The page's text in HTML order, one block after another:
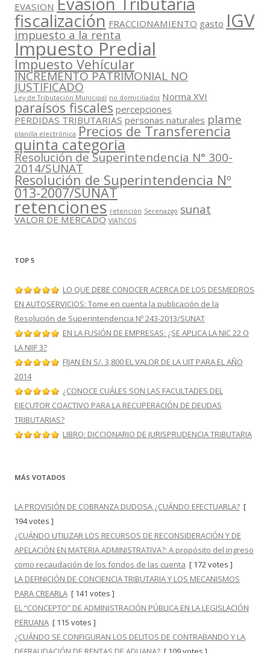
EVASION
fiscalización FRACCIONAMIENTO gasto IGV
impuesto a la renta
Impuesto Predial
Impuesto Vehícular
INCREMENTO PATRIMONIAL NO
JUSTIFICADO
Ley de Tributación Municipal no domiciliados Norma XVI
paraísos fiscales percepciones
PERDIDAS TRIBUTARIAS personas naturales plame
planilla electrónica Precios de Transferencia
quinta categoria
Resolución de Superintendencia N° 300-
2014/SUNAT
Resolución de Superintendencia Nº
013-2007/SUNAT
retenciones retención Serenazgo sunat
VALOR DE MERCADO VIATICOS
TOP 5
LO QUE DEBE CONOCER ACERCA DE LOS DESMEDROS
EN AUTOSERVICIOS: Tome en cuenta la publicación de la
Resolución de Superintendencia Nº 243-2013/SUNAT
EN LA FUSIÓN DE EMPRESAS: ¿SE APLICA LA NIC 22 O
LA NIIF 3?
FIJAN EN S/. 3,800 EL VALOR DE LA UIT PARA EL AÑO
2014
¿CONOCE CUÁLES SON LAS FACULTADES DEL
EJECUTOR COACTIVO PARA LA RECUPERACIÓN DE DEUDAS
TRIBUTARIAS?
LIBRO: DICCIONARIO DE JURISPRUDENCIA TRIBUTARIA
MÁS VOTADOS
LA PROVISIÓN DE COBRANZA DUDOSA ¿CUÁNDO EFECTUARLA? [
194 votes ]
¿CUÁNDO UTILIZAR LOS RECURSOS DE RECONSIDERACIÓN Y DE
APELACIÓN EN MATERIA ADMINISTRATIVA?: A propósito del ingreso
como recaudación de los fondos de las cuenta [ 172 votes ]
LA DEFINICIÓN DE CONCIENCIA TRIBUTARIA Y LOS MECANISMOS
PARA CREARLA [ 141 votes ]
EL “CONCEPTO” DE ADMINISTRACIÓN PÚBLICA EN LA LEGISLACIÓN
PERUANA [ 115 votes ]
¿CUÁNDO SE CONFIGURAN LOS DELITOS DE CONTRABANDO Y LA